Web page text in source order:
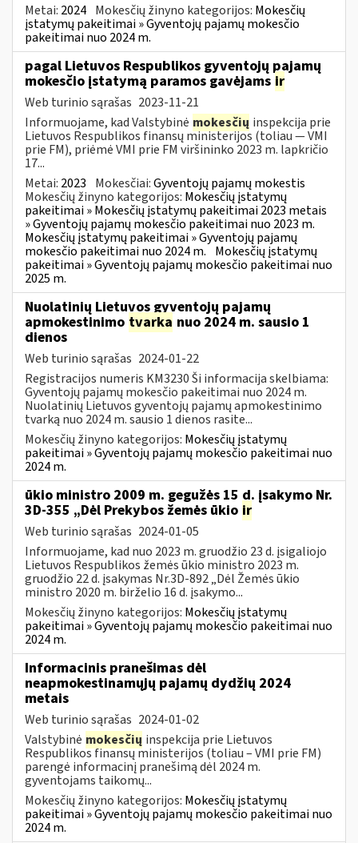
Metai: 2024 Mokesčių žinyno kategorijos: Mokesčių
įstatymų pakeitimai » Gyventojų pajamų mokesčio
pakeitimai nuo 2024 m.
pagal Lietuvos Respublikos gyventojų pajamų
mokesčio įstatymą paramos gavėjams ir
Web turinio sąrašas 2023-11-21
Informuojame, kad Valstybinė mokesčių inspekcija prie
Lietuvos Respublikos finansų ministerijos (toliau — VMI
prie FM), priėmė VMI prie FM viršininko 2023 m. lapkričio
17...
Metai: 2023 Mokesčiai:Gyventojų pajamų mokestis
Mokesčių žinyno kategorijos: Mokesčių įstatymų
pakeitimai » Mokesčių įstatymų pakeitimai 2023 metais
» Gyventojų pajamų mokesčio pakeitimai nuo 2023 m.
Mokesčių įstatymų pakeitimai » Gyventojų pajamų
mokesčio pakeitimai nuo 2024 m. Mokesčių įstatymų
pakeitimai » Gyventojų pajamų mokesčio pakeitimai nuo
2025 m.
Nuolatinių Lietuvos gyventojų pajamų
apmokestinimo tvarka nuo 2024 m. sausio 1
dienos
Web turinio sąrašas 2024-01-22
Registracijos numeris KM3230 Ši informacija skelbiama:
Gyventojų pajamų mokesčio pakeitimai nuo 2024 m.
Nuolatinių Lietuvos gyventojų pajamų apmokestinimo
tvarką nuo 2024 m. sausio 1 dienos rasite...
Mokesčių žinyno kategorijos: Mokesčių įstatymų
pakeitimai » Gyventojų pajamų mokesčio pakeitimai nuo
2024 m.
ūkio ministro 2009 m. gegužės 15 d. įsakymo Nr.
3D-355 „Dėl Prekybos žemės ūkio ir
Web turinio sąrašas 2024-01-05
Informuojame, kad nuo 2023 m. gruodžio 23 d. įsigaliojo
Lietuvos Respublikos žemės ūkio ministro 2023 m.
gruodžio 22 d. įsakymas Nr.3D-892 „Dėl Žemės ūkio
ministro 2020 m. birželio 16 d. įsakymo...
Mokesčių žinyno kategorijos: Mokesčių įstatymų
pakeitimai » Gyventojų pajamų mokesčio pakeitimai nuo
2024 m.
Informacinis pranešimas dėl
neapmokestinamųjų pajamų dydžių 2024
metais
Web turinio sąrašas 2024-01-02
Valstybinė mokesčių inspekcija prie Lietuvos
Respublikos finansų ministerijos (toliau – VMI prie FM)
parengė informacinį pranešimą dėl 2024 m.
gyventojams taikomų...
Mokesčių žinyno kategorijos: Mokesčių įstatymų
pakeitimai » Gyventojų pajamų mokesčio pakeitimai nuo
2024 m.